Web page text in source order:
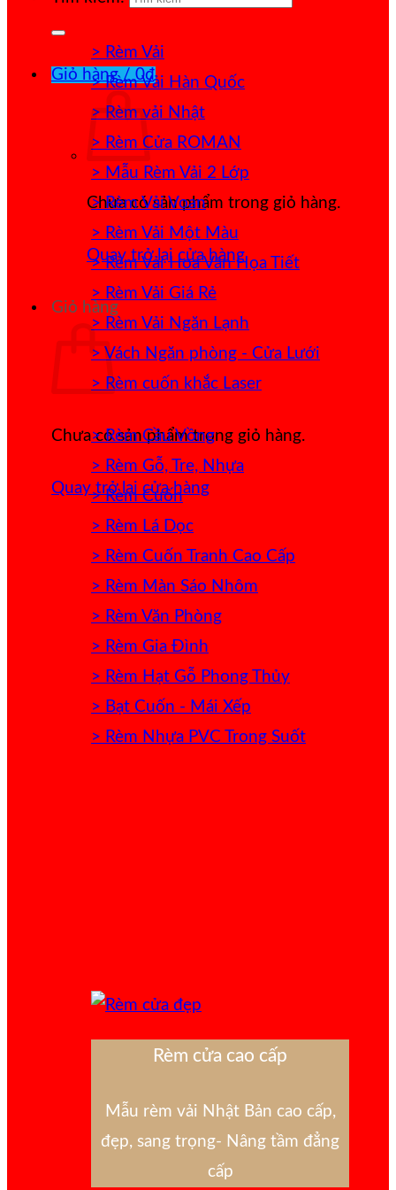
Giỏ hàng /0₫
Chưa có sản phẩm trong giỏ hàng.
Quay trở lại cửa hàng
Giỏ hàng
Chưa có sản phẩm trong giỏ hàng.
Quay trở lại cửa hàng
> Rèm Vải
> Rèm Vải Hàn Quốc
> Rèm vải Nhật
> Rèm Cửa ROMAN
> Mẫu Rèm Vải 2 Lớp
> Rèm Vải Voan
> Rèm Vải Một Màu
> Rèm Vải Hoa Văn Họa Tiết
> Rèm Vải Giá Rẻ
> Rèm Vải Ngăn Lạnh
> Vách Ngăn phòng - Cửa Lưới
> Rèm cuốn khắc Laser
> Rèm Cầu Vồng
> Rèm Gỗ, Tre, Nhựa
> Rèm Cuốn
> Rèm Lá Dọc
> Rèm Cuốn Tranh Cao Cấp
> Rèm Màn Sáo Nhôm
> Rèm Văn Phòng
> Rèm Gia Đình
> Rèm Hạt Gỗ Phong Thủy
> Bạt Cuốn - Mái Xếp
> Rèm Nhựa PVC Trong Suốt
Rèm cửa cao cấp
Mẫu rèm vải Nhật Bản cao cấp,
đẹp, sang trọng- Nâng tầm đẳng
cấp